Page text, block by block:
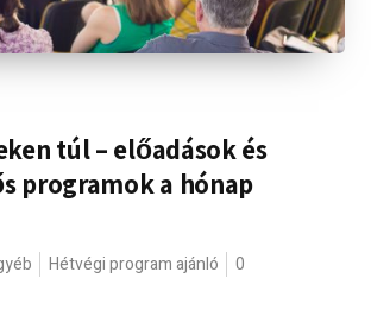
túl – előadások és
programok a hónap
Hétvégi program ajánló
0